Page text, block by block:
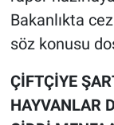
Bakanlıkta
söz konusu
ÇİFTÇİYE
HAYVANLAR